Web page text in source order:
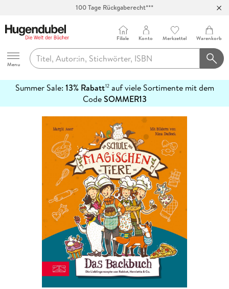
100 Tage Rückgaberecht***
Hugendubel
Menu
Filiale Konto Merkzettel Warenkorb
Summer Sale: 13% Rabatt12auf viele Sortimente mit dem
CodeSOMMER13
erfahren